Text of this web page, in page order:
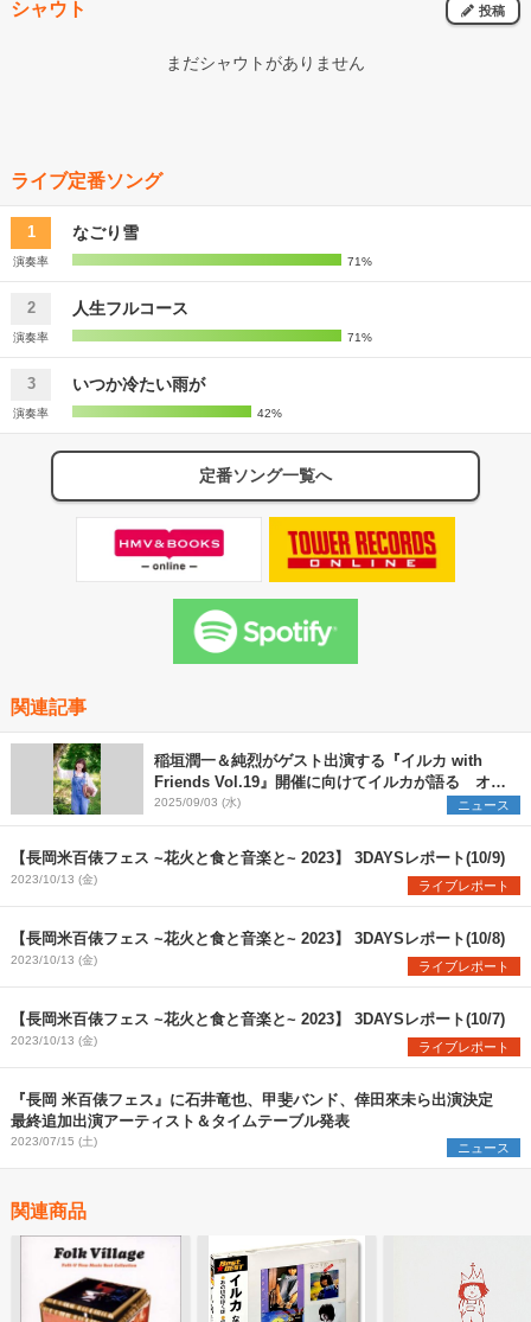
シャウト 投稿
まだシャウトがありません
ライブ定番ソング
1 なごり雪
演奏率 71%
2 人生フルコース
演奏率 71%
3 いつか冷たい雨が
演奏率 42%
定番ソング一覧へ
関連記事
稲垣潤一＆純烈がゲスト出演する『イルカ with
Friends Vol.19』開催に向けてイルカが語る オフ
ィシャルインタビューが到着
2025/09/03 (水) ニュース
【長岡米百俵フェス ~花火と食と音楽と~ 2023】 3DAYSレポート(10/9)
2023/10/13 (金) ライブレポート
【長岡米百俵フェス ~花火と食と音楽と~ 2023】 3DAYSレポート(10/8)
2023/10/13 (金) ライブレポート
【長岡米百俵フェス ~花火と食と音楽と~ 2023】 3DAYSレポート(10/7)
2023/10/13 (金) ライブレポート
『長岡 米百俵フェス』に石井竜也、甲斐バンド、倖田來未ら出演決定
最終追加出演アーティスト＆タイムテーブル発表
2023/07/15 (土) ニュース
関連商品